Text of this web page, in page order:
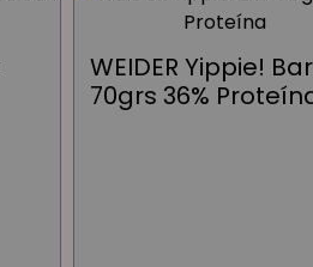
WEIDER Yippie! Bar
70grs 36%